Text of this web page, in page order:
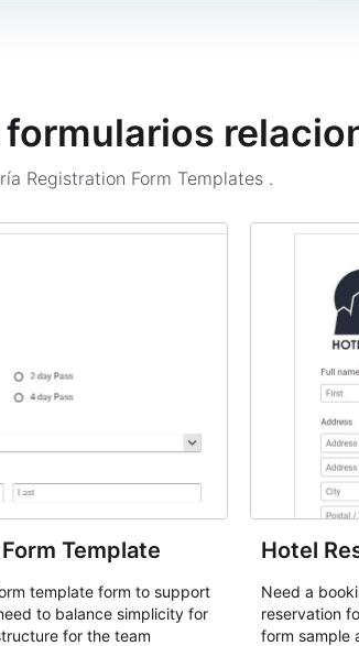
Registration Form Templates .
Template
template form to support
to balance simplicity for
for the team
Hotel
Need a
reservation
form sample